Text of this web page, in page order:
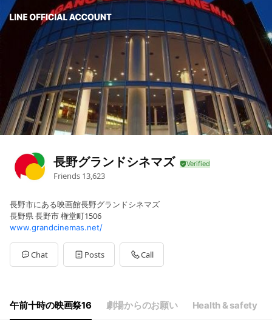
長野グランドシネマズ
Friends 13,623
長野市にある映画館長野グランドシネマズ
長野県 長野市 権堂町1506
www.grandcinemas.net/
Chat Posts Call
午前十時の映画祭16 劇場からのお願い Health & safety